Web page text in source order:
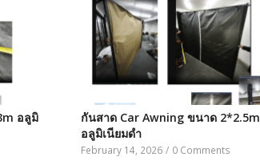
อลูมิ
กันสาด Car Awning ขนาด 2*2.5m
อลูมิเนียมดำ
February 14, 2026 / 0 Comments